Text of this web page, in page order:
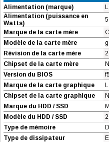
Alimentation (marque)
Alimentation (puissance en
Watts)
Marque de la carte mère
Modèle de la carte mère
Révision de la carte mère
Chipset de la carte mère
Version du BIOS
f5
Marque de la carte graphique
Chipset de la carte graphique
Marque du HDD / SSD
Modèle du HDD / SSD
Type de mémoire
Type de dissipateur